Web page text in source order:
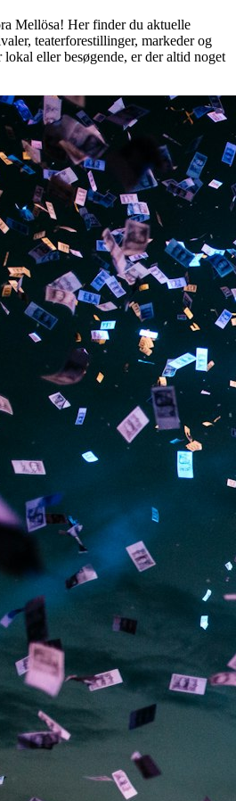
Mellösa! Her finder du aktuelle
teaterforestillinger, markeder og
lokal eller besøgende, er der altid noget